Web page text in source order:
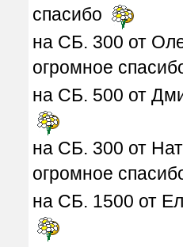
спасибо
на СБ. 300 от
огромное
на СБ. 500 от
на СБ. 300 от
огромное
на СБ. 1500 от